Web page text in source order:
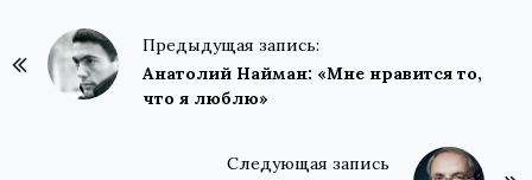
Предыдущая запись:
Анатолий Найман: «Мне нравится то,
что я люблю»
Следующая запись